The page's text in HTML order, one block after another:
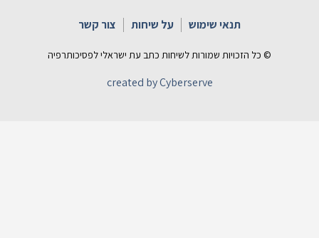
תנאי שימוש על שיחות צור קשר
© כל הזכויות שמורות לשיחות כתב עת ישראלי לפסיכותרפיה
created by Cyberserve